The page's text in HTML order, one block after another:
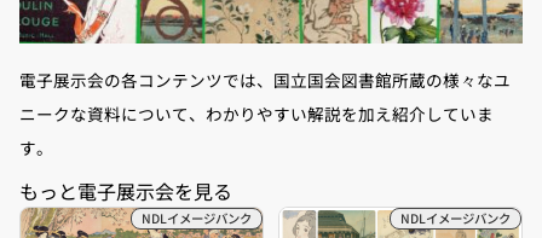
電子展示会の各コンテンツでは、国立国会図書館所蔵の様々なユ
ニークな資料について、わかりやすい解説を加え紹介していま
す。